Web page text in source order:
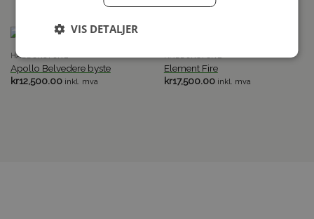
HADDONSTONE
Apollo Belvedere byste
kr12,500.00 inkl. mva
Element Fire
kr17,500.00 inkl. mva
VIS DETALJER